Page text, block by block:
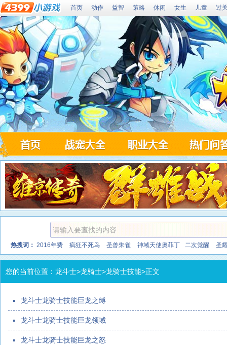
首页 动作 益智 策略 休闲 女生 儿童 过
4399
4399龙斗士 龙斗士战宠大全 龙斗士职业大全 龙斗士问答
热搜词： 2016年费 疯狂不死鸟 圣兽朱雀 神域天使奥菲丁 二次觉醒 圣
您的当前位置： 龙斗士>龙骑士>龙骑士技能>正文
龙斗士龙骑士技能巨龙之缚
龙斗士龙骑士技能巨龙领域
龙斗士龙骑士技能巨龙之怒